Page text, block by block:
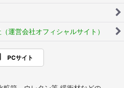
運営会社オフィシャルサイト）
PCサイト